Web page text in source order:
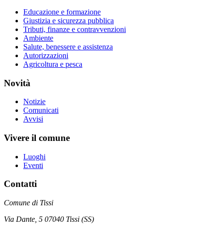
Educazione e formazione
Giustizia e sicurezza pubblica
Tributi, finanze e contravvenzioni
Ambiente
Salute, benessere e assistenza
Autorizzazioni
Agricoltura e pesca
Novità
Notizie
Comunicati
Avvisi
Vivere il comune
Luoghi
Eventi
Contatti
Comune di Tissi
Via Dante, 5 07040 Tissi (SS)